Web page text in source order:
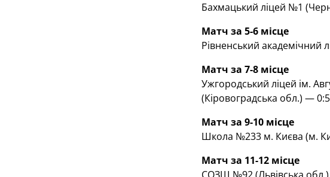
Бахмацький ліцей №1
Матч за 5-6 місце
Рівненський академічний
Матч за 7-8 місце
Ужгородський ліцей ім.
(Кіровоградська обл.) — 0:5
Матч за 9-10 місце
Школа №233 м. Києва (м.
Матч за 11-12 місце